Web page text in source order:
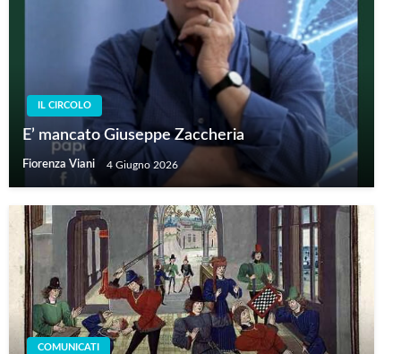
IL CIRCOLO
E’ mancato Giuseppe Zaccheria
Fiorenza Viani 4 Giugno 2026
COMUNICATI